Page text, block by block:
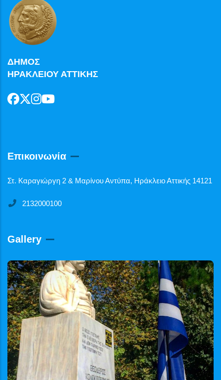
ΔΗΜΟΣ
ΗΡΑΚΛΕΙΟΥ ΑΤΤΙΚΗΣ
Επικοινωνία
Στ. Καραγιώργη 2 & Μαρίνου Αντύπα, Ηράκλειο Αττικής 14121
2132000100
Gallery